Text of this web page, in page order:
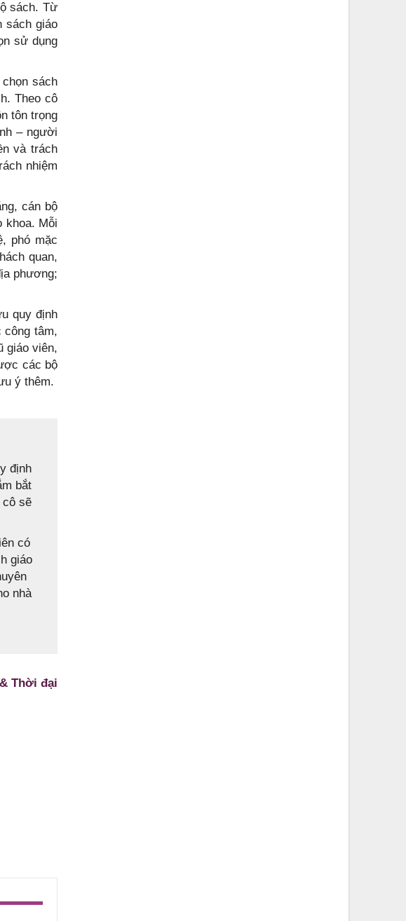
sách. Từ
sách giáo
sử dụng
sách
Theo cô
tôn trọng
– người
và trách
nhiệm
cán bộ
khoa. Mỗi
phó mặc
quan,
phương;
quy định
công tâm,
giáo viên,
các bộ
ý thêm.
định
bắt
sẽ
có
giáo
nhà
Thời đại